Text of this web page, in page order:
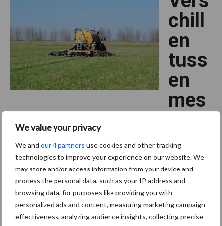
We value your privacy
We and our 4 partners use cookies and other tracking
technologies to improve your experience on our website. We
may store and/or access information from your device and
process the personal data, such as your IP address and
browsing data, for purposes like providing you with
personalized ads and content, measuring marketing campaign
effectiveness, analyzing audience insights, collecting precise
fermenteren
organische
resten
chill
en
tuss
en
mes
tsoorten in
veenweidegrond
onderzocht
bemestingBodembeheer Duurzaam ondernemen Gras
2 juli 2026
In het Friese veenweidegebied is gedurende vijf jaar onderzocht